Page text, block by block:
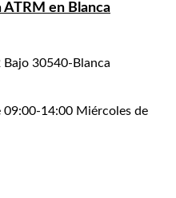
en Blanca
Bajo 30540-Blanca
09:00-14:00 Miércoles de